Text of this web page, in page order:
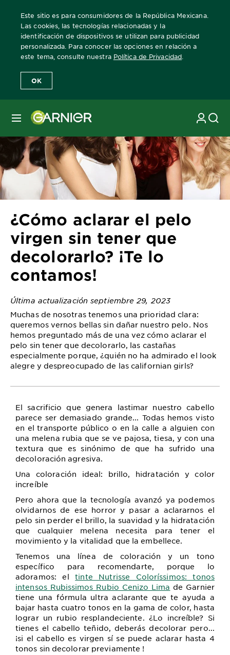
Este sitio es para consumidores de la República Mexicana.
Las cookies, las tecnologías relacionadas y la
identificación de dispositivos se utilizan para publicidad
personalizada. Para conocer las opciones en relación a
este tema, consulte nuestra Política de Privacidad
OK
MENÚ
Home Revista Garnier Consejos sobre coloración
¿Cómo aclarar el pelo
virgen sin tener que
decolorarlo? ¡Te lo
contamos!
Última actualización septiembre 29, 2023
Muchas de nosotras tenemos una prioridad clara:
queremos vernos bellas sin dañar nuestro pelo. Nos
hemos preguntado más de una vez cómo aclarar el
pelo sin tener que decolorarlo, las castañas
especialmente porque, ¿quién no ha admirado el look
alegre y despreocupado de las californian girls?
El sacrificio que genera lastimar nuestro cabello
parece ser demasiado grande... Todas hemos visto
en el transporte público o en la calle a alguien con
una melena rubia que se ve pajosa, tiesa, y con una
textura que es sinónimo de que ha sufrido una
decoloración agresiva.
Una coloración ideal: brillo, hidratación y color
increíble
Pero ahora que la tecnología avanzó ya podemos
olvidarnos de ese horror y pasar a aclararnos el
pelo sin perder el brillo, la suavidad y la hidratación
que cualquier melena necesita para tener el
movimiento y la vitalidad que la embellece.
Tenemos una línea de coloración y un tono
específico para recomendarte, porque lo
adoramos: eltinte Nutrisse Coloríssimos: tonos
intensos Rubissimos Rubio Cenizo Lima de Garnier
tiene una fórmula ultra aclarante que te ayuda a
bajar hasta cuatro tonos en la gama de color, hasta
lograr un rubio resplandeciente. ¿Lo increíble? Si
tienes el cabello teñido, deberás decolorar pero...
¡si el cabello es virgen sí se puede aclarar hasta 4
tonos sin decolorar previamente !